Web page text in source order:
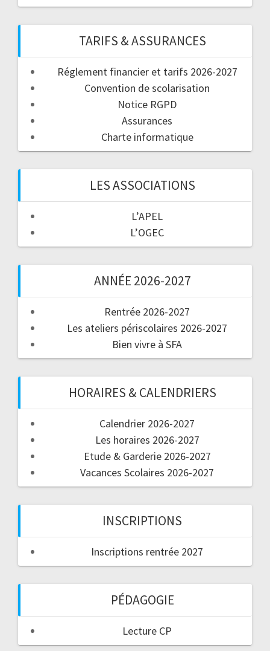
TARIFS & ASSURANCES
Réglement financier et tarifs 2026-2027
Convention de scolarisation
Notice RGPD
Assurances
Charte informatique
LES ASSOCIATIONS
L’APEL
L’OGEC
ANNÉE 2026-2027
Rentrée 2026-2027
Les ateliers périscolaires 2026-2027
Bien vivre à SFA
HORAIRES & CALENDRIERS
Calendrier 2026-2027
Les horaires 2026-2027
Etude & Garderie 2026-2027
Vacances Scolaires 2026-2027
INSCRIPTIONS
Inscriptions rentrée 2027
PÉDAGOGIE
Lecture CP